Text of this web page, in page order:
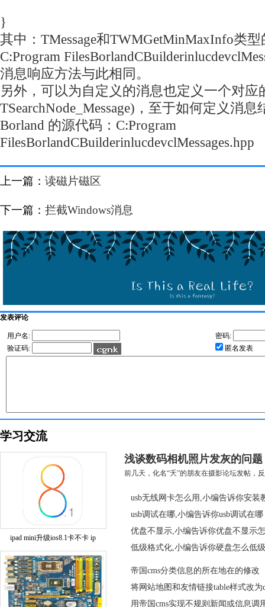
}
其中：TMessage和TWMGetMinMaxInfo类
C:Program
消息响应方法与此相同。
另外，可以为自定义的消息也定义一个对应
TSearchNode_Message)，至于如何定义消
Borland 的源代码：C:Program
FilesBorlandCBuilderinlucdevclMessages.hpp
上一篇： 读磁片磁区
下一篇： 拦截Windows消息
发表评论
用户名:
密码:
验证码:
匿名发表
学习交流
ipad mini升级ios8.1卡不卡 ip
浅谈数码相机照片发灰的问题
前几天，化名“夭”的朋友在摄影论坛发帖，
usb无线网卡怎么用,小编告诉你安装
usb调试在哪,小编告诉你usb调试在哪
优盘不显示,小编告诉你优盘不显示
低级格式化,小编告诉你硬盘怎么低
帝国cms分类信息的所在地在的修改
将网站地图和友情链接table样式改为
用帝国cms实现不规则新闻或信息调